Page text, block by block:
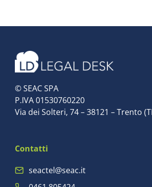
© SEAC SPA
P.IVA 01530760220
Via dei Solteri, 74 – 38121 – Trento
Contatti
seactel@seac.it